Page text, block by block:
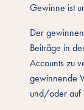
Gewinne ist
Der
Beiträge in
Accounts zu
gewinnende
und/oder auf